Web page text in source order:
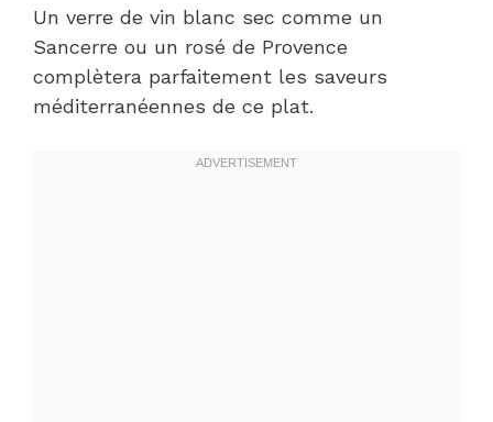
Un verre de vin blanc sec comme un
Sancerre ou un rosé de Provence
complètera parfaitement les saveurs
méditerranéennes de ce plat.